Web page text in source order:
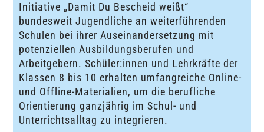
Initiative „Damit Du Bescheid weißt“
bundesweit Jugendliche an weiterführenden
Schulen bei ihrer Auseinandersetzung mit
potenziellen Ausbildungsberufen und
Arbeitgebern. Schüler:innen und Lehrkräfte der
Klassen 8 bis 10 erhalten umfangreiche Online-
und Offline-Materialien, um die berufliche
Orientierung ganzjährig im Schul- und
Unterrichtsalltag zu integrieren.